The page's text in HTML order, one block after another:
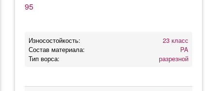
95
Износостойкость:
23 класс
Состав материала:
PA
Тип ворса:
разрезной